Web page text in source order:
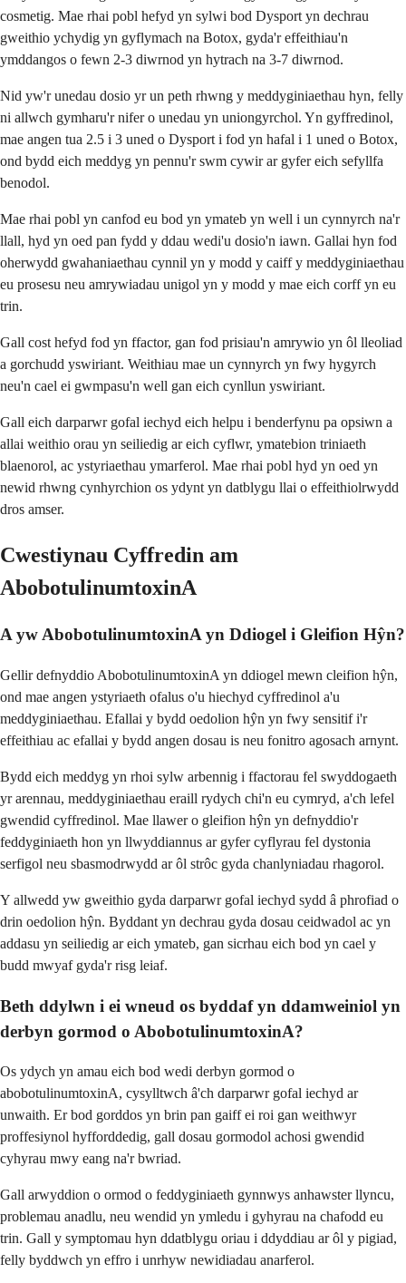
cosmetig. Mae rhai pobl hefyd yn sylwi bod Dysport yn dechrau
gweithio ychydig yn gyflymach na Botox, gyda'r effeithiau'n
ymddangos o fewn 2-3 diwrnod yn hytrach na 3-7 diwrnod.
Nid yw'r unedau dosio yr un peth rhwng y meddyginiaethau hyn, felly
ni allwch gymharu'r nifer o unedau yn uniongyrchol. Yn gyffredinol,
mae angen tua 2.5 i 3 uned o Dysport i fod yn hafal i 1 uned o Botox,
ond bydd eich meddyg yn pennu'r swm cywir ar gyfer eich sefyllfa
benodol.
Mae rhai pobl yn canfod eu bod yn ymateb yn well i un cynnyrch na'r
llall, hyd yn oed pan fydd y ddau wedi'u dosio'n iawn. Gallai hyn fod
oherwydd gwahaniaethau cynnil yn y modd y caiff y meddyginiaethau
eu prosesu neu amrywiadau unigol yn y modd y mae eich corff yn eu
trin.
Gall cost hefyd fod yn ffactor, gan fod prisiau'n amrywio yn ôl lleoliad
a gorchudd yswiriant. Weithiau mae un cynnyrch yn fwy hygyrch
neu'n cael ei gwmpasu'n well gan eich cynllun yswiriant.
Gall eich darparwr gofal iechyd eich helpu i benderfynu pa opsiwn a
allai weithio orau yn seiliedig ar eich cyflwr, ymatebion triniaeth
blaenorol, ac ystyriaethau ymarferol. Mae rhai pobl hyd yn oed yn
newid rhwng cynhyrchion os ydynt yn datblygu llai o effeithiolrwydd
dros amser.
Cwestiynau Cyffredin am
AbobotulinumtoxinA
A yw AbobotulinumtoxinA yn Ddiogel i Gleifion Hŷn?
Gellir defnyddio AbobotulinumtoxinA yn ddiogel mewn cleifion hŷn,
ond mae angen ystyriaeth ofalus o'u hiechyd cyffredinol a'u
meddyginiaethau. Efallai y bydd oedolion hŷn yn fwy sensitif i'r
effeithiau ac efallai y bydd angen dosau is neu fonitro agosach arnynt.
Bydd eich meddyg yn rhoi sylw arbennig i ffactorau fel swyddogaeth
yr arennau, meddyginiaethau eraill rydych chi'n eu cymryd, a'ch lefel
gwendid cyffredinol. Mae llawer o gleifion hŷn yn defnyddio'r
feddyginiaeth hon yn llwyddiannus ar gyfer cyflyrau fel dystonia
serfigol neu sbasmodrwydd ar ôl strôc gyda chanlyniadau rhagorol.
Y allwedd yw gweithio gyda darparwr gofal iechyd sydd â phrofiad o
drin oedolion hŷn. Byddant yn dechrau gyda dosau ceidwadol ac yn
addasu yn seiliedig ar eich ymateb, gan sicrhau eich bod yn cael y
budd mwyaf gyda'r risg leiaf.
Beth ddylwn i ei wneud os byddaf yn ddamweiniol yn
derbyn gormod o AbobotulinumtoxinA?
Os ydych yn amau ​​eich bod wedi derbyn gormod o
abobotulinumtoxinA, cysylltwch â'ch darparwr gofal iechyd ar
unwaith. Er bod gorddos yn brin pan gaiff ei roi gan weithwyr
proffesiynol hyfforddedig, gall dosau gormodol achosi gwendid
cyhyrau mwy eang na'r bwriad.
Gall arwyddion o ormod o feddyginiaeth gynnwys anhawster llyncu,
problemau anadlu, neu wendid yn ymledu i gyhyrau na chafodd eu
trin. Gall y symptomau hyn ddatblygu oriau i ddyddiau ar ôl y pigiad,
felly byddwch yn effro i unrhyw newidiadau anarferol.